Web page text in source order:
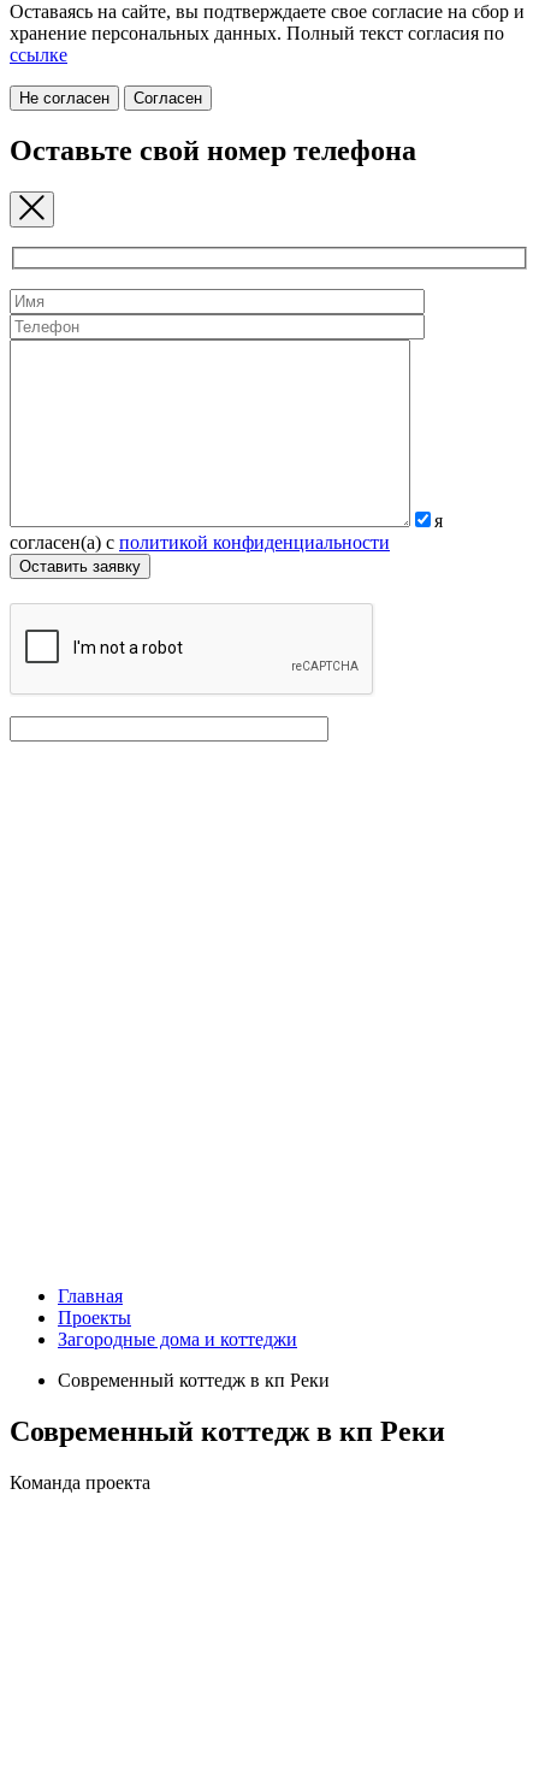
Оставаясь на сайте, вы подтверждаете свое согласие на cбор и
хранение персональных данных. Полный текст согласия по
ссылке
Не согласен Согласен
Оставьте свой номер телефона
я
согласен(а) с политикой конфиденциальности
Главная
Проекты
Загородные дома и коттеджи
Современный коттедж в кп Реки
Современный коттедж в кп Реки
Команда проекта